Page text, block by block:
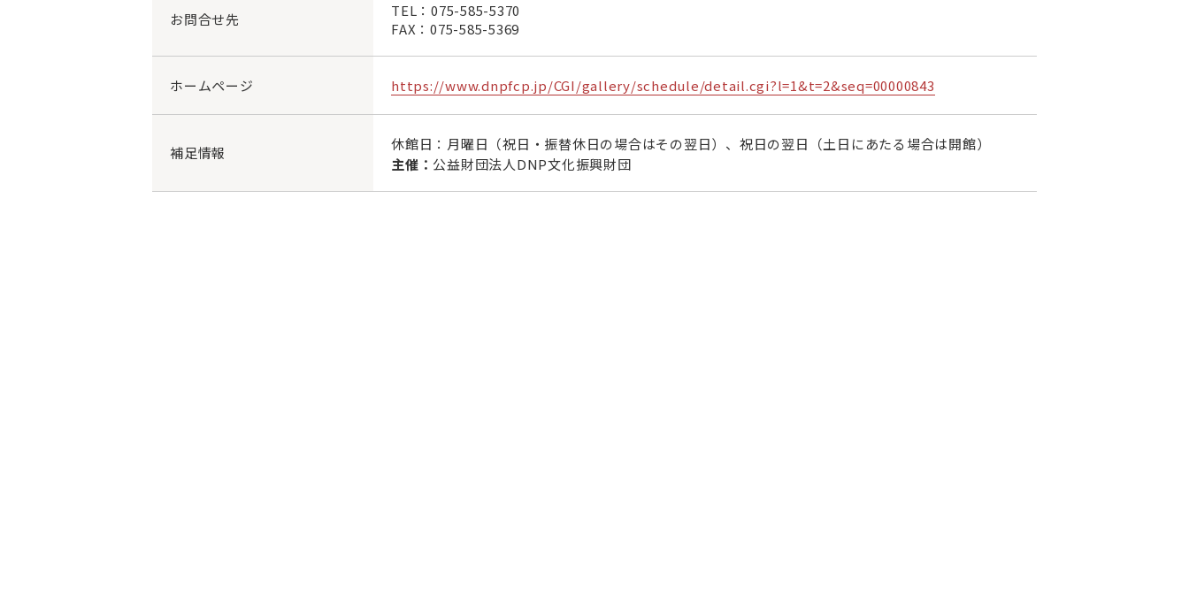
お問合せ先 TEL： 075-585-5370
FAX： 075-585-5369
ホームページ https://www.dnpfcp.jp/CGI/gallery/schedule/detail.cgi?l=1&t=2&seq=00000843
補足情報
休館日：月曜日（祝日・振替休日の場合はその翌日）、祝日の翌日（土日にあたる場合は開館）
主催： 公益財団法人DNP文化振興財団